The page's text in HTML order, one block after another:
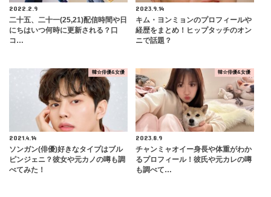
2022.2.9
二十五、二十一(25,21)配信時間や日
にちはいつ何時に更新される？口
コ…
2023.9.14
キム・ヨンミョンのプロフィールや
経歴をまとめ！ヒップタッチのオン
ニで話題？
韓☆俳優&女優
2021.4.14
ソンガン(俳優)好きなタイプはブル
ピンジェニ？彼女や元カノの噂も調
べてみた！
韓☆俳優&女優
2023.8.9
チャンミャオイー身長や体重がわか
るプロフィール！彼氏や元カレの噂
も調べて…